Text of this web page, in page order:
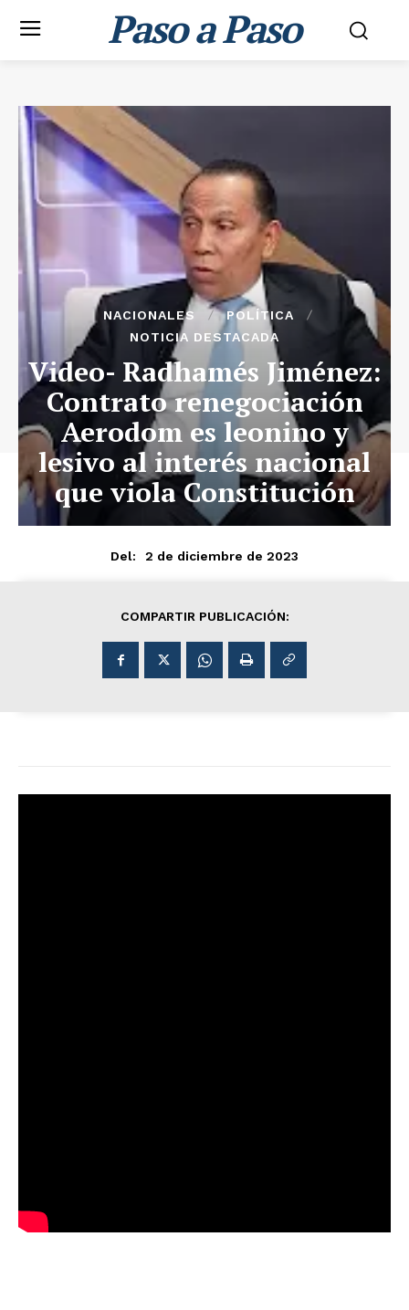
Paso a Paso
NACIONALES
POLÍTICA
NOTICIA DESTACADA
Video- Radhamés Jiménez:
Contrato renegociación
Aerodom es leonino y
lesivo al interés nacional
que viola Constitución
Del: 2 de diciembre de 2023
COMPARTIR PUBLICACIÓN: